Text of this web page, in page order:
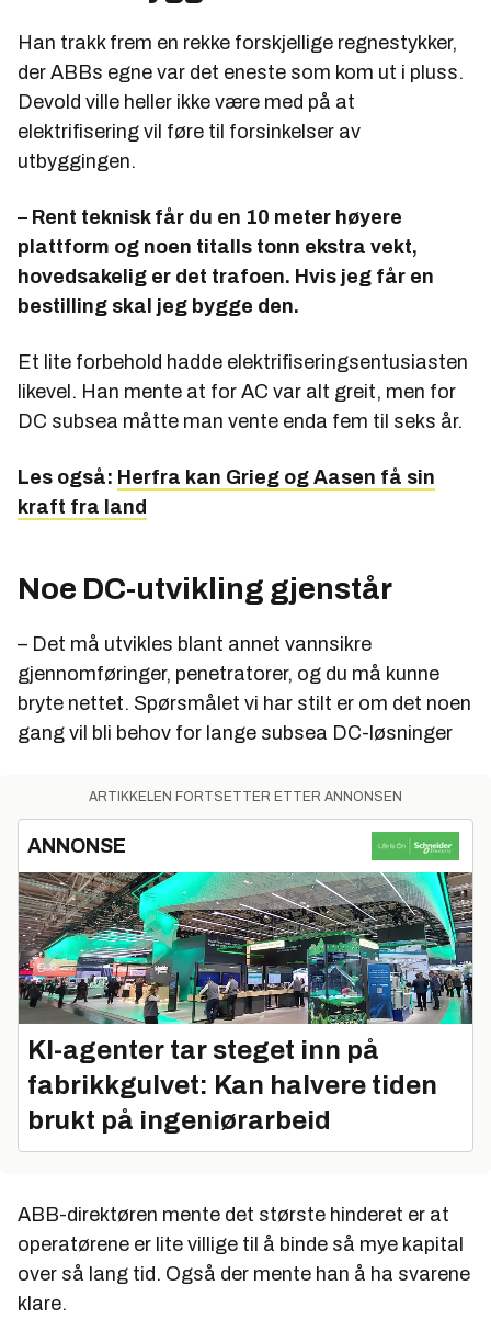
Han trakk frem en rekke forskjellige regnestykker,
der ABBs egne var det eneste som kom ut i pluss.
Devold ville heller ikke være med på at
elektrifisering vil føre til forsinkelser av
utbyggingen.
– Rent teknisk får du en 10 meter høyere
plattform og noen titalls tonn ekstra vekt,
hovedsakelig er det trafoen. Hvis jeg får en
bestilling skal jeg bygge den.
Et lite forbehold hadde elektrifiseringsentusiasten
likevel. Han mente at for AC var alt greit, men for
DC subsea måtte man vente enda fem til seks år.
Les også: Herfra kan Grieg og Aasen få sin
kraft fra land
Noe DC-utvikling gjenstår
– Det må utvikles blant annet vannsikre
gjennomføringer, penetratorer, og du må kunne
bryte nettet. Spørsmålet vi har stilt er om det noen
gang vil bli behov for lange subsea DC-løsninger
ARTIKKELEN FORTSETTER ETTER ANNONSEN
ANNONSE
KI-agenter tar steget inn på
fabrikkgulvet: Kan halvere tiden
brukt på ingeniørarbeid
ABB-direktøren mente det største hinderet er at
operatørene er lite villige til å binde så mye kapital
over så lang tid. Også der mente han å ha svarene
klare.